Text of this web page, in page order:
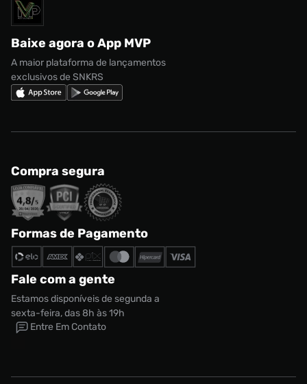
Marcas
adidas Campus
Nike Shox
Política de privacidade
Regulamento CRM/ CASHBACK
Regulamento Cupom
Solicite seus dados
Baixe agora o App MVP
A maior plataforma de lançamentos
exclusivos de SNKRS
Compra segura
Formas de Pagamento
Fale com a gente
Estamos disponíveis de segunda a
sexta-feira, das 8h às 19h
Entre Em Contato